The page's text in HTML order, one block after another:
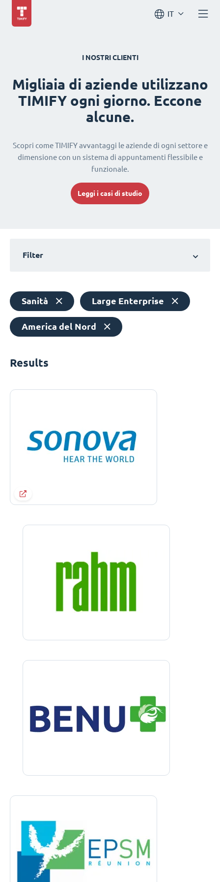
IT
I NOSTRI CLIENTI
Migliaia di aziende utilizzano
TIMIFY ogni giorno. Eccone
alcune.
Scopri come TIMIFY avvantaggi le aziende di ogni settore e
dimensione con un sistema di appuntamenti flessibile e
funzionale.
Leggi i casi di studio
Filter
Sanità Large Enterprise
America del Nord
Results